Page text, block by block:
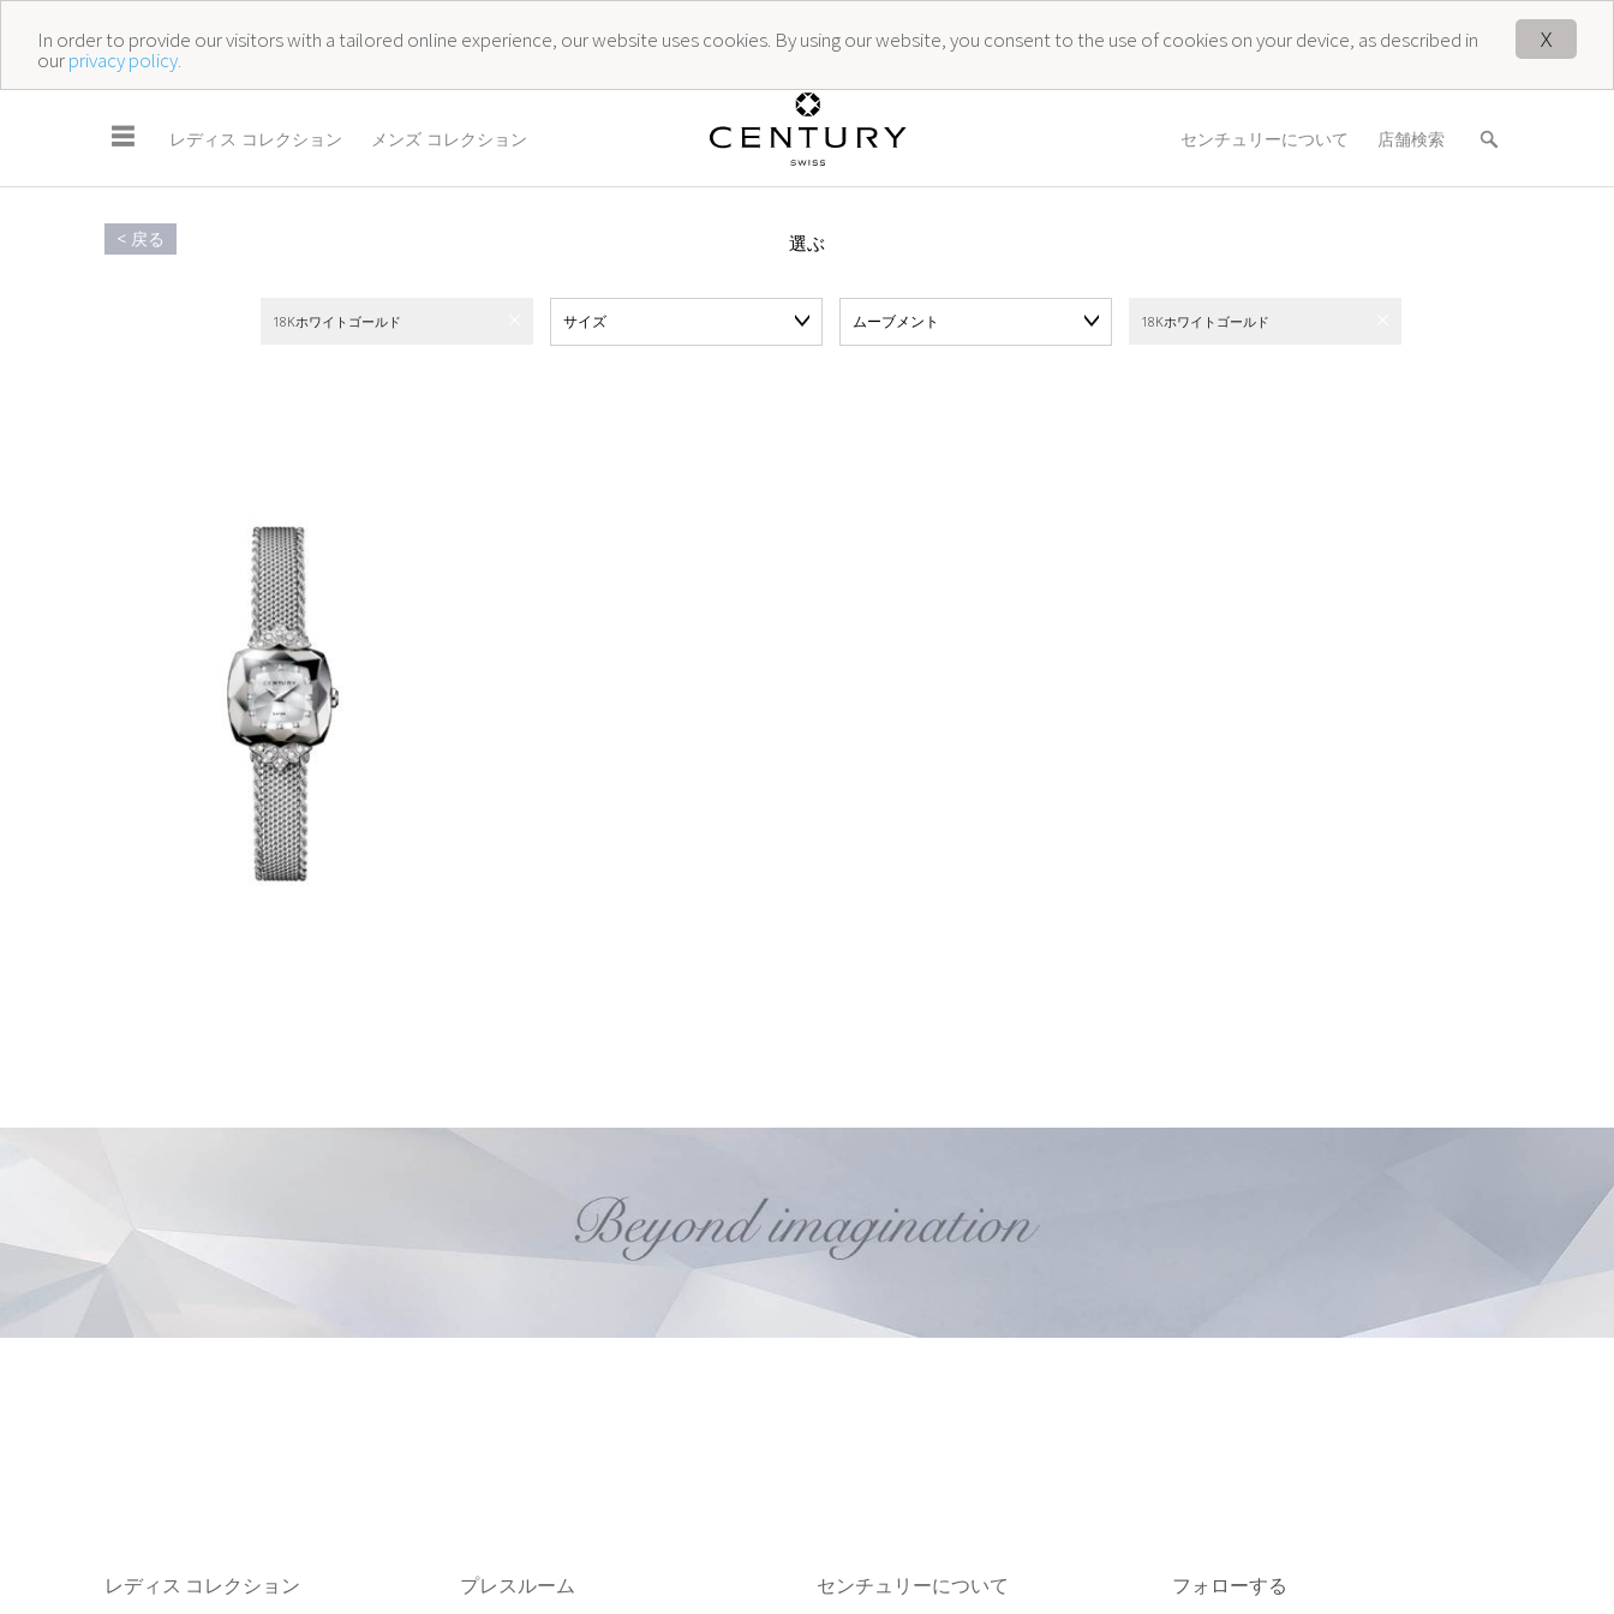
X
In order to provide our visitors with a tailored online experience, our website uses cookies. By using our website, you consent to the use of cookies on your device, as described in
ourprivacy policy.
☰ レディス コレクション メンズ コレクション センチュリーについて 店舗検索
< 戻る 選ぶ
18Kホワイトゴールド サイズ ムーブメント 18Kホワイトゴールド
レディス コレクション プレスルーム センチュリーについて フォローする